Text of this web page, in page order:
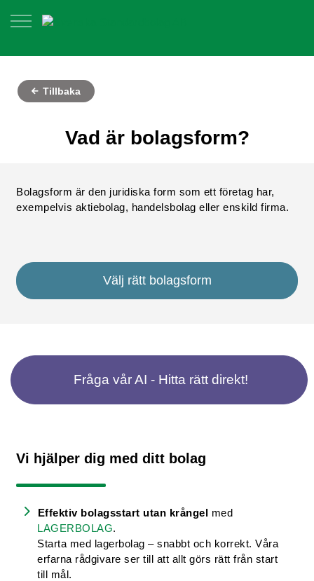
Tillbaka
Vad är bolagsform?
Bolagsform är den juridiska form som ett företag har,
exempelvis aktiebolag, handelsbolag eller enskild firma.
Välj rätt bolagsform
Fråga vår AI - Hitta rätt direkt!
Vi hjälper dig med ditt bolag
Effektiv bolagsstart utan krångel med
LAGERBOLAG.
Starta med lagerbolag – snabbt och korrekt. Våra
erfarna rådgivare ser till att allt görs rätt från start
till mål.